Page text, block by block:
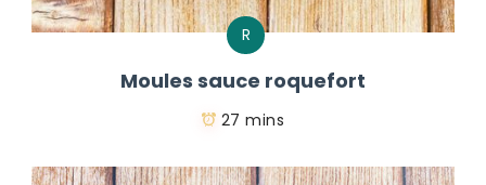
R
Moules sauce roquefort
27 mins